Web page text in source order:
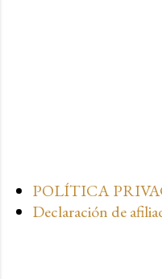
POLÍTICA
Declaración de